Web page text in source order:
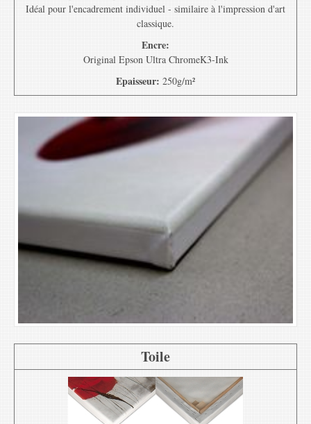
Idéal pour l'encadrement individuel - similaire à l'impression d'art
classique.
Encre:
Original Epson Ultra ChromeK3-Ink
Epaisseur: 250g/m²
Toile